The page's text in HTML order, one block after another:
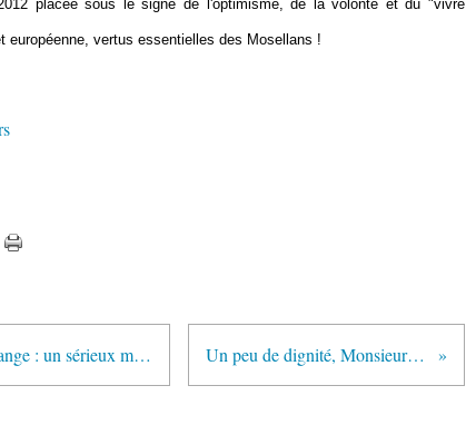
placée sous le signe de l'optimisme, de la volonté et du "vivre
européenne, vertus essentielles des Mosellans !
Centrales d'enrobage à Talange : un sérieux manque d'information et de concertation Un peu de dignité, Monsieur Hollande (s'il vous plaît...)